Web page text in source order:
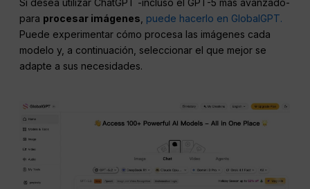
Si desea utilizar ChatGPT -incluso el GPT-5 más avanzado-
para procesar imágenes, puede hacerlo en GlobalGPT.
Puede experimentar cómo procesa las imágenes cada
modelo y, a continuación, seleccionar el que mejor se
adapte a sus necesidades.